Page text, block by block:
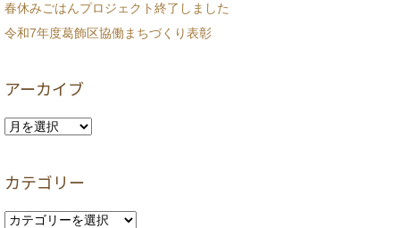
春休みごはんプロジェクト終了しました
令和7年度葛飾区協働まちづくり表彰
アーカイブ
ア
イ
カテゴリー
カ